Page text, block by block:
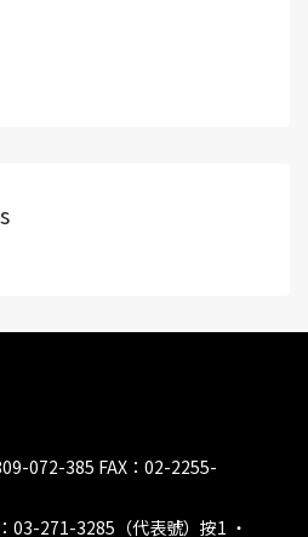
072-385 FAX：02-2255-
03-271-3285（代表號）按1 ‧